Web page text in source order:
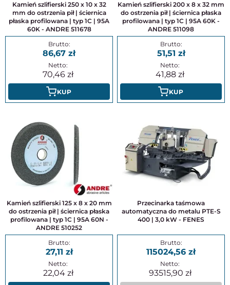
Kamień szlifierski 250 x 10 x 32
mm do ostrzenia pił | ściernica
płaska profilowana | typ 1C | 95A
60K - ANDRE 511678
86,67
70,46
KUP
Kamień szlifierski 200 x 8 x 32 mm
do ostrzenia pił | ściernica płaska
profilowana | typ 1C | 95A 60K -
ANDRE 511098
51,51
41,88
KUP
Kamień szlifierski 125 x 8 x 20 mm
do ostrzenia pił | ściernica płaska
profilowana | typ 1C | 95A 60N -
ANDRE 510252
27,11
22,04
Przecinarka taśmowa
automatyczna do metalu PTE-S
400 | 3,0 kW - FENES
115024,56
93515,90